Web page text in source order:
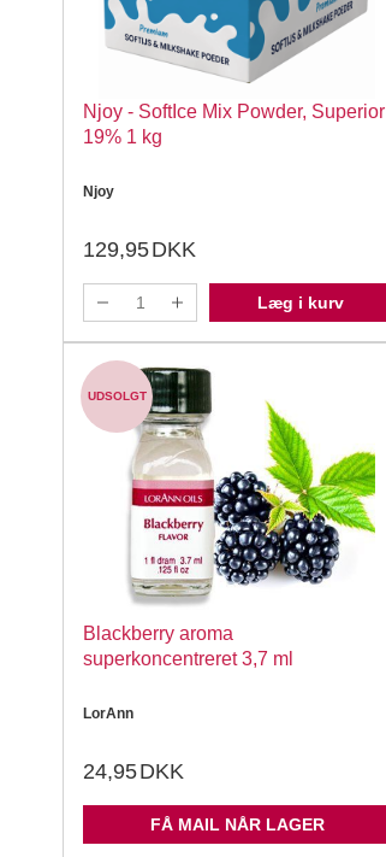
Njoy - SoftIce Mix Powder, Superior
19% 1 kg
Njoy
129,95DKK
Læg i kurv
UDSOLGT
Blackberry aroma
superkoncentreret 3,7 ml
LorAnn
24,95DKK
FÅ MAIL NÅR LAGER